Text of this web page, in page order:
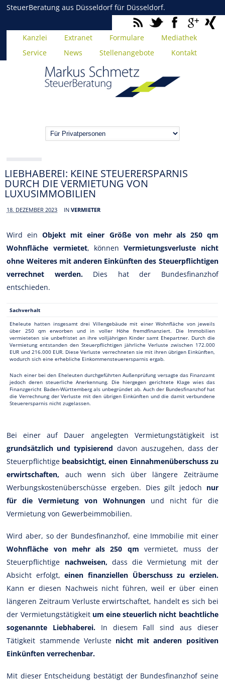
SteuerBeratung aus Düsseldorf für Düsseldorf.
Kanzlei Extranet Formulare
Mediathek
Service
News Stellenangebote Kontakt
LIEBHABEREI: KEINE STEUERERSPARNIS
DURCH DIE VERMIETUNG VON
LUXUSIMMOBILIEN
18. DEZEMBER 2023 INVERMIETER
Wird einObjekt mit einer Größe von mehr als 250 qm
Wohnfläche vermietet, könnenVermietungsverluste nicht
ohne Weiteres mit anderen Einkünften des Steuerpflichtigen
verrechnet werden.Dies hat der Bundesfinanzhof
entschieden.
Sachverhalt
Eheleute hatten insgesamt drei Villengebäude mit einer Wohnfläche von jeweils
über 250 qm erworben und in voller Höhe fremdfinanziert. Die Immobilien
vermieteten sie unbefristet an ihre volljährigen Kinder samt Ehepartner. Durch die
Vermietung entstanden den Steuerpflichtigen jährliche Verluste zwischen 172.000
EUR und 216.000 EUR. Diese Verluste verrechneten sie mit ihren übrigen Einkünften,
wodurch sich eine erhebliche Einkommensteuerersparnis ergab.
Nach einer bei den Eheleuten durchgeführten Außenprüfung versagte das Finanzamt
jedoch deren steuerliche Anerkennung. Die hiergegen gerichtete Klage wies das
Finanzgericht Baden-Württemberg als unbegründet ab. Auch der Bundesfinanzhof hat
die Verrechnung der Verluste mit den übrigen Einkünften und die damit verbundene
Steuerersparnis nicht zugelassen.
Bei einer auf Dauer angelegten Vermietungstätigkeit ist
grundsätzlich und typisierend davon auszugehen, dass der
Steuerpflichtige beabsichtigt, einen Einnahmenüberschuss zu
erwirtschaften, auch wenn sich über längere Zeiträume
Werbungskostenüberschüsse ergeben. Dies gilt jedoch nur
für die Vermietung von Wohnungen und nicht für die
Vermietung von Gewerbeimmobilien.
Wird aber, so der Bundesfinanzhof, eine Immobilie mit einer
Wohnfläche von mehr als 250 qm vermietet, muss der
Steuerpflichtige nachweisen, dass die Vermietung mit der
Absicht erfolgt, einen finanziellen Überschuss zu erzielen.
Kann er diesen Nachweis nicht führen, weil er über einen
längeren Zeitraum Verluste erwirtschaftet, handelt es sich bei
der Vermietungstätigkeit um eine steuerlich nicht beachtliche
sogenannte Liebhaberei. In diesem Fall sind aus dieser
Tätigkeit stammende Verluste nicht mit anderen positiven
Einkünften verrechenbar.
Mit dieser Entscheidung bestätigt der Bundesfinanzhof seine